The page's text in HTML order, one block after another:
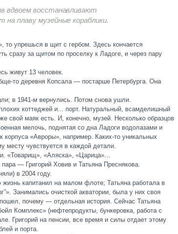
вдвоем восстанавливают
на плаву музейные кораблики.
то упрешься в щит с гербом. Здесь кончается
сразу за щитом по проселку к Ладоге, и через пару
живут 13 человек.
то деревня Копсала — постарше Петербурга. Она
в 1941-м вернулись. Потом снова ушли.
коттеджей и... порт. Натуральный, всамделишный
свой маяк есть. И, конечно, музей. Несколько образцов
мелочь, поднятая со дна Ладоги водолазами и
«Авроры», например. Каких-то уникальных
месту чувствуется в каждой детали.
«Товарищ», «Аляска», «Царица»…
— Григорий Ховив и Татьяна Преснякова.
в 2004 году.
капитанил на малом флоте; Татьяна работала в
Занимались очисткой акватории, была у них своя
почему — отдельная история. Сейчас Татьяна
Комплекс» (нефтепродукты, бункеровка, работа с
Григорий на пенсии, все время и силы отдает этому
и порта.